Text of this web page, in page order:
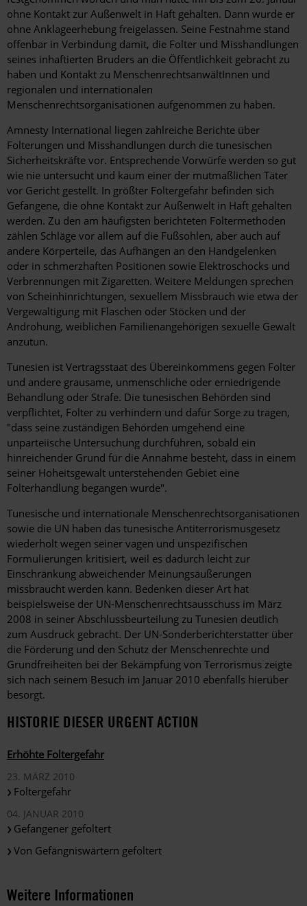
ohne Kontakt zur Außenwelt in Haft gehalten. Dann wurde er
ohne Anklageerhebung freigelassen. Seine Festnahme stand
offenbar in Verbindung damit, die Folter und Misshandlungen
seines inhaftierten Bruders an die Öffentlichkeit gebracht zu
haben und Kontakt zu MenschenrechtsanwältInnen und
regionalen und internationalen
Menschenrechtsorganisationen aufgenommen zu haben.
Amnesty International liegen zahlreiche Berichte über
Folterungen und Misshandlungen durch die tunesischen
Sicherheitskräfte vor. Entsprechende Vorwürfe werden so gut
wie nie untersucht und kaum einer der mutmaßlichen Täter
vor Gericht gestellt. In größter Foltergefahr befinden sich
Gefangene, die ohne Kontakt zur Außenwelt in Haft gehalten
werden. Zu den am häufigsten berichteten Foltermethoden
zählen Schläge vor allem auf die Fußsohlen, aber auch auf
andere Körperteile, das Aufhängen an den Handgelenken
oder in schmerzhaften Positionen sowie Elektroschocks und
Verbrennungen mit Zigaretten. Weitere Meldungen sprechen
von Scheinhinrichtungen, sexuellem Missbrauch wie etwa der
Vergewaltigung mit Flaschen oder Stöcken und der
Androhung, weiblichen Familienangehörigen sexuelle Gewalt
anzutun.
Tunesien ist Vertragsstaat des Übereinkommens gegen Folter
und andere grausame, unmenschliche oder erniedrigende
Behandlung oder Strafe. Die tunesischen Behörden sind
verpflichtet, Folter zu verhindern und dafür Sorge zu tragen,
"dass seine zuständigen Behörden umgehend eine
unparteiische Untersuchung durchführen, sobald ein
hinreichender Grund für die Annahme besteht, dass in einem
seiner Hoheitsgewalt unterstehenden Gebiet eine
Folterhandlung begangen wurde".
Tunesische und internationale Menschenrechtsorganisationen
sowie die UN haben das tunesische Antiterrorismusgesetz
wiederholt wegen seiner vagen und unspezifischen
Formulierungen kritisiert, weil es dadurch leicht zur
Einschränkung abweichender Meinungsäußerungen
missbraucht werden kann. Bedenken dieser Art hat
beispielsweise der UN-Menschenrechtsausschuss im März
2008 in seiner Abschlussbeurteilung zu Tunesien deutlich
zum Ausdruck gebracht. Der UN-Sonderberichterstatter über
die Förderung und den Schutz der Menschenrechte und
Grundfreiheiten bei der Bekämpfung von Terrorismus zeigte
sich nach seinem Besuch im Januar 2010 ebenfalls hierüber
besorgt.
HISTORIE DIESER URGENT ACTION
Erhöhte Foltergefahr
23. MÄRZ 2010
Foltergefahr
04. JANUAR 2010
Gefangener gefoltert
Von Gefängniswärtern gefoltert
Weitere Informationen